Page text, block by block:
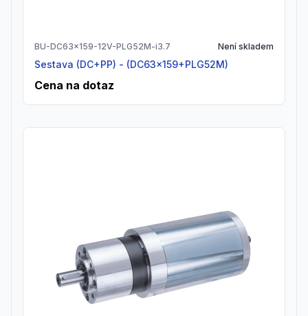
BU-DC63x159-12V-PLG52M-i3.7 Není skladem
Sestava (DC+PP) - (DC63x159+PLG52M)
Cena na dotaz